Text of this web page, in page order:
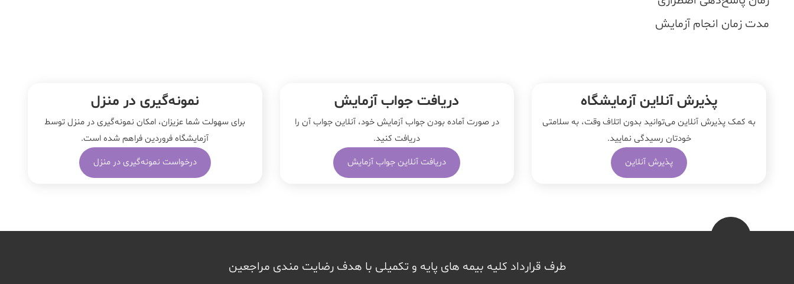
مدت زمان انجام آزمایش
پذیرش آنلاین آزمایشگاه
به کمک پذیرش آنلاین می‌توانید بدون اتلاف وقت، به سلامتی
خودتان رسیدگی نمایید.
پذیرش آنلاین
دریافت جواب آزمایش
در صورت آماده بودن جواب آزمایش خود، آنلاین جواب‌ آن را
دریافت کنید.
دریافت آنلاین جواب آزمایش
نمونه‌‌گیری در منزل
برای سهولت شما عزیزان، امکان نمونه‌گیری در منزل توسط
آزمایشگاه فروردین فراهم شده است.
درخواست نمونه‌گیری در منزل
طرف قرارداد کلیه بیمه های پایه و تکمیلی با هدف رضایت مندی مراجعین